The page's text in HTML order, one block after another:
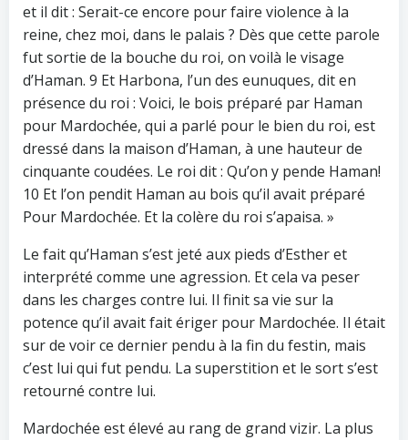
et il dit : Serait-ce encore pour faire violence à la
reine, chez moi, dans le palais ? Dès que cette parole
fut sortie de la bouche du roi, on voilà le visage
d’Haman. 9 Et Harbona, l’un des eunuques, dit en
présence du roi : Voici, le bois préparé par Haman
pour Mardochée, qui a parlé pour le bien du roi, est
dressé dans la maison d’Haman, à une hauteur de
cinquante coudées. Le roi dit : Qu’on y pende Haman!
10 Et l’on pendit Haman au bois qu’il avait préparé
Pour Mardochée. Et la colère du roi s’apaisa. »
Le fait qu’Haman s’est jeté aux pieds d’Esther et
interprété comme une agression. Et cela va peser
dans les charges contre lui. Il finit sa vie sur la
potence qu’il avait fait ériger pour Mardochée. Il était
sur de voir ce dernier pendu à la fin du festin, mais
c’est lui qui fut pendu. La superstition et le sort s’est
retourné contre lui.
Mardochée est élevé au rang de grand vizir. La plus